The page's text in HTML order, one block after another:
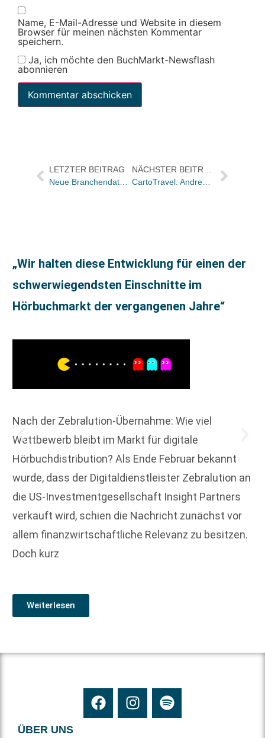
Name, E-Mail-Adresse und Website in diesem
Browser für meinen nächsten Kommentar
speichern.
Ja, ich möchte den BuchMarkt-Newsflash
abonnieren
LETZTER BEITRAG
Neue Branchendaten: Barumsatz der Warengruppe Belletristik stieg 2004 in Sortiment, Warenhaus und Online-Buchhandel um 6,5 Prozent
„Wir halten diese Entwicklung für einen der
schwerwiegendsten Einschnitte im
Hörbuchmarkt der vergangenen Jahre“
Nach der Zebralution-Übernahme: Wie viel
Wettbewerb bleibt im Markt für digitale
Hörbuchdistribution? Als Ende Februar bekannt
wurde, dass der Digitaldienstleister Zebralution an
die US-Investmentgesellschaft Insight Partners
verkauft wird, schien die Nachricht zunächst vor
allem finanzwirtschaftliche Relevanz zu besitzen.
Doch kurz
Weiterlesen
ÜBER UNS